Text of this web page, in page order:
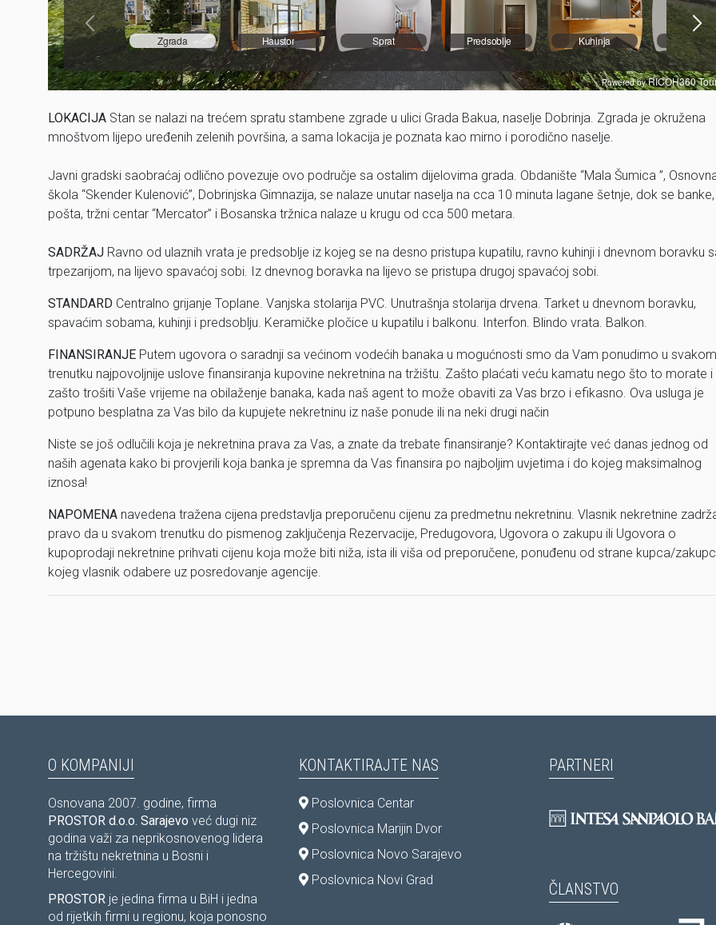
LOKACIJA Stan se nalazi na trećem spratu stambene zgrade u ulici Grada Bakua, naselje Dobrinja. Zgrada je okružena
mnoštvom lijepo uređenih zelenih površina, a sama lokacija je poznata kao mirno i porodično naselje.
Javni gradski saobraćaj odlično povezuje ovo područje sa ostalim dijelovima grada. Obdanište “Mala Šumica ”,
škola “Skender Kulenović”, Dobrinjska Gimnazija, se nalaze unutar naselja na cca 10 minuta lagane šetnje, dok se banke,
pošta, tržni centar “Mercator” i Bosanska tržnica nalaze u krugu od cca 500 metara.
SADRŽAJ Ravno od ulaznih vrata je predsoblje iz kojeg se na desno pristupa kupatilu, ravno kuhinji i dnevnom boravku
trpezarijom, na lijevo spavaćoj sobi. Iz dnevnog boravka na lijevo se pristupa drugoj spavaćoj sobi.
STANDARD Centralno grijanje Toplane. Vanjska stolarija PVC. Unutrašnja stolarija drvena. Tarket u dnevnom boravku,
spavaćim sobama, kuhinji i predsoblju. Keramičke pločice u kupatilu i balkonu. Interfon. Blindo vrata. Balkon.
FINANSIRANJE Putem ugovora o saradnji sa većinom vodećih banaka u mogućnosti smo da Vam ponudimo u svakom
trenutku najpovoljnije uslove finansiranja kupovine nekretnina na tržištu. Zašto plaćati veću kamatu nego što to morate i
zašto trošiti Vaše vrijeme na obilaženje banaka, kada naš agent to može obaviti za Vas brzo i efikasno. Ova usluga je
potpuno besplatna za Vas bilo da kupujete nekretninu iz naše ponude ili na neki drugi način
Niste se još odlučili koja je nekretnina prava za Vas, a znate da trebate finansiranje? Kontaktirajte već danas jednog od
naših agenata kako bi provjerili koja banka je spremna da Vas finansira po najboljim uvjetima i do kojeg maksimalnog
iznosa!
NAPOMENA navedena tražena cijena predstavlja preporučenu cijenu za predmetnu nekretninu. Vlasnik nekretnine
pravo da u svakom trenutku do pismenog zaključenja Rezervacije, Predugovora, Ugovora o zakupu ili Ugovora o
kupoprodaji nekretnine prihvati cijenu koja može biti niža, ista ili viša od preporučene, ponuđenu od strane kupca/
kojeg vlasnik odabere uz posredovanje agencije.
O KOMPANIJI
Osnovana 2007. godine, firma
PROSTOR d.o.o. Sarajevo već dugi niz
godina važi za neprikosnovenog lidera
na tržištu nekretnina u Bosni i
Hercegovini.
PROSTOR je jedina firma u BiH i jedna
od rijetkih firmi u regionu, koja ponosno
KONTAKTIRAJTE NAS
Poslovnica Centar
Poslovnica Marijin Dvor
Poslovnica Novo Sarajevo
Poslovnica Novi Grad
PARTNERI
ČLANSTVO